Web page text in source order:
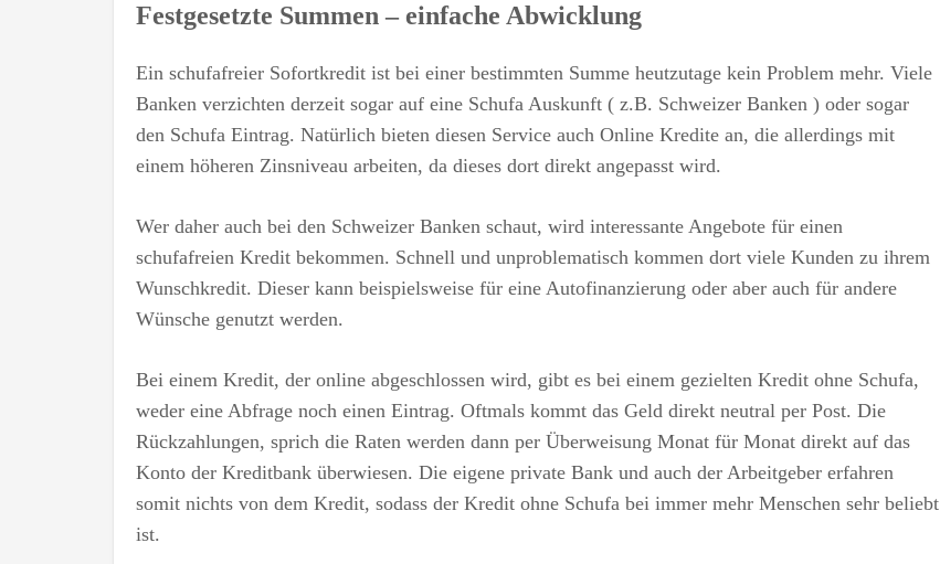
Festgesetzte Summen – einfache Abwicklung
Ein schufafreier Sofortkredit ist bei einer bestimmten Summe heutzutage kein Problem mehr. Viele
Banken verzichten derzeit sogar auf eine Schufa Auskunft ( z.B. Schweizer Banken ) oder sogar
den Schufa Eintrag. Natürlich bieten diesen Service auch Online Kredite an, die allerdings mit
einem höheren Zinsniveau arbeiten, da dieses dort direkt angepasst wird.
Wer daher auch bei den Schweizer Banken schaut, wird interessante Angebote für einen
schufafreien Kredit bekommen. Schnell und unproblematisch kommen dort viele Kunden zu ihrem
Wunschkredit. Dieser kann beispielsweise für eine Autofinanzierung oder aber auch für andere
Wünsche genutzt werden.
Bei einem Kredit, der online abgeschlossen wird, gibt es bei einem gezielten Kredit ohne Schufa,
weder eine Abfrage noch einen Eintrag. Oftmals kommt das Geld direkt neutral per Post. Die
Rückzahlungen, sprich die Raten werden dann per Überweisung Monat für Monat direkt auf das
Konto der Kreditbank überwiesen. Die eigene private Bank und auch der Arbeitgeber erfahren
somit nichts von dem Kredit, sodass der Kredit ohne Schufa bei immer mehr Menschen sehr beliebt
ist.